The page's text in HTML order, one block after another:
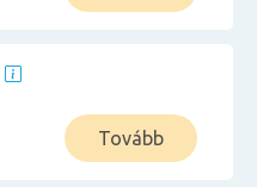
Tovább